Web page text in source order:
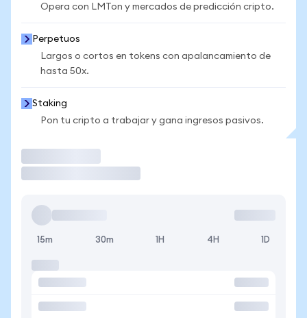
Opera con LMTon y mercados de predicción cripto.
Perpetuos
Largos o cortos en tokens con apalancamiento de
hasta 50x.
Staking
Pon tu cripto a trabajar y gana ingresos pasivos.
15m 30m 1H 4H 1D